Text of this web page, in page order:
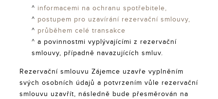
^ informacemi na ochranu spotřebitele,
^ postupem pro uzavírání rezervační smlouvy,
^ průběhem celé transakce
^ a povinnostmi vyplývajícími z rezervační
smlouvy, případně navazujících smluv.
Rezervační smlouvu Zájemce uzavře vyplněním
svých osobních údajů a potvrzením vůle rezervační
smlouvu uzavřít, následně bude přesměrován na